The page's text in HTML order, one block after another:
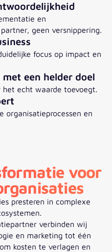
en
geen versnippering.
focus op impact en
een helder doel
echt waarde toevoegt.
organisatieprocessen en
voor
presteren in complexe
verbinden wij
en marketing tot één
kosten te verlagen en